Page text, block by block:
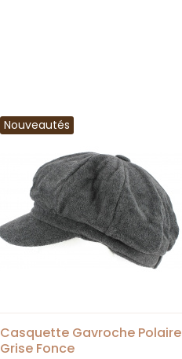
Nouveautés
Casquette Gavroche Polaire
Grise Fonce